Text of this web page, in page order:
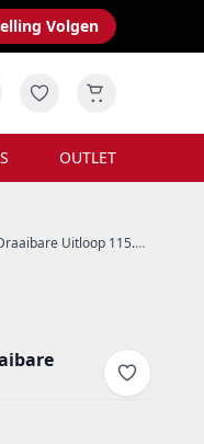
Volgen
OUTLET
Uitloop 115.0653.374